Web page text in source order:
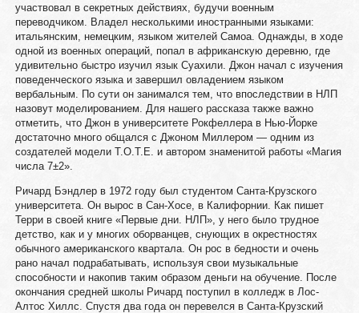
участвовал в секретных действиях, будучи военным
переводчиком. Владел несколькими иностранными языками:
итальянским, немецким, языком жителей Самоа. Однажды, в ходе
одной из военных операций, попал в африканскую деревню, где
удивительно быстро изучил язык Суахили. Джон начал с изучения
поведенческого языка и завершил овладением языком
вербальным. По сути он занимался тем, что впоследствии в НЛП
назовут моделированием. Для нашего рассказа также важно
отметить, что Джон в университете Рокфеллера в Нью-Йорке
достаточно много общался с Джоном Миллером — одним из
создателей модели Т.О.Т.Е. и автором знаменитой работы «Магия
числа 7±2».
Ричард Бэндлер в 1972 году был студентом Санта-Крузского
университета. Он вырос в Сан-Хосе, в Калифорнии. Как пишет
Терри в своей книге «Первые дни. НЛП», у него было трудное
детство, как и у многих оборванцев, снующих в окрестностях
обычного американского квартала. Он рос в бедности и очень
рано начал подрабатывать, используя свои музыкальные
способности и накопив таким образом деньги на обучение. После
окончания средней школы Ричард поступил в колледж в Лос-
Алтос Хиллс. Спустя два года он перевелся в Санта-Крузский